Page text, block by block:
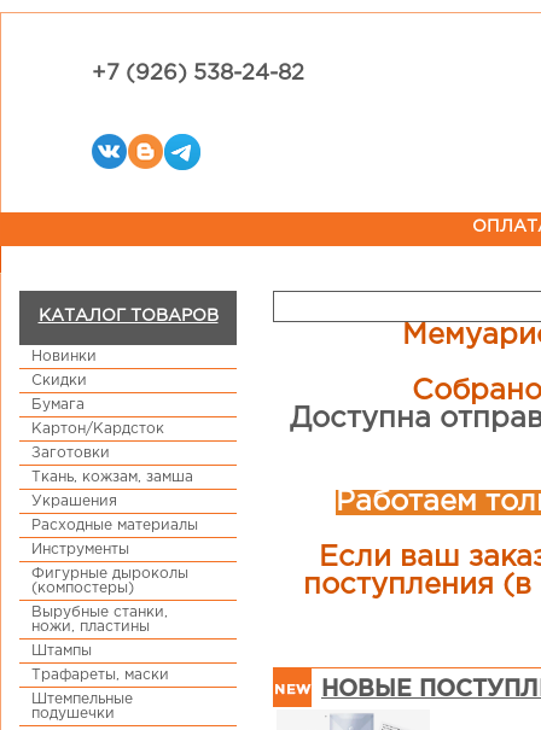
+7 (926) 538-24-82
КАТАЛОГ ТОВАРОВ
Новинки
Скидки
Бумага
Картон/Кардсток
Заготовки
Ткань, кожзам, замша
Украшения
Расходные материалы
Инструменты
Фигурные дыроколы
(компостеры)
Вырубные станки,
ножи, пластины
Штампы
Трафареты, маски
Штемпельные
подушечки
Доступна
Работаем
Если ваш
поступления (в
НОВЫЕ